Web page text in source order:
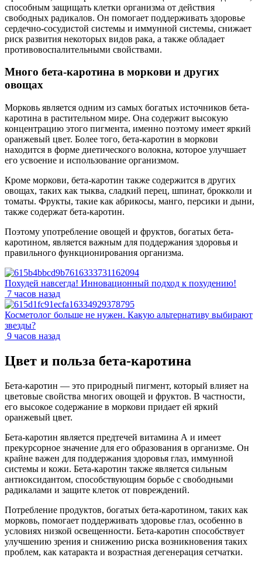
способным защищать клетки организма от действия
свободных радикалов. Он помогает поддерживать здоровье
сердечно-сосудистой системы и иммунной системы, снижает
риск развития некоторых видов рака, а также обладает
противовоспалительными свойствами.
Много бета-каротина в моркови и других
овощах
Морковь является одним из самых богатых источников бета-
каротина в растительном мире. Она содержит высокую
концентрацию этого пигмента, именно поэтому имеет яркий
оранжевый цвет. Более того, бета-каротин в моркови
находится в форме диетического волокна, которое улучшает
его усвоение и использование организмом.
Кроме моркови, бета-каротин также содержится в других
овощах, таких как тыква, сладкий перец, шпинат, брокколи и
томаты. Фрукты, такие как абрикосы, манго, персики и дыни,
также содержат бета-каротин.
Поэтому употребление овощей и фруктов, богатых бета-
каротином, является важным для поддержания здоровья и
правильного функционирования организма.
Похудей навсегда! Инновационный подход к похудению!
7 часов назад
Косметолог больше не нужен. Какую альтернативу выбирают
звезды?
9 часов назад
Цвет и польза бета-каротина
Бета-каротин — это природный пигмент, который влияет на
цветовые свойства многих овощей и фруктов. В частности,
его высокое содержание в моркови придает ей яркий
оранжевый цвет.
Бета-каротин является предтечей витамина А и имеет
прекурсорное значение для его образования в организме. Он
крайне важен для поддержания здоровья глаз, иммунной
системы и кожи. Бета-каротин также является сильным
антиоксидантом, способствующим борьбе с свободными
радикалами и защите клеток от повреждений.
Потребление продуктов, богатых бета-каротином, таких как
морковь, помогает поддерживать здоровье глаз, особенно в
условиях низкой освещенности. Бета-каротин способствует
улучшению зрения и снижению риска возникновения таких
проблем, как катаракта и возрастная дегенерация сетчатки.